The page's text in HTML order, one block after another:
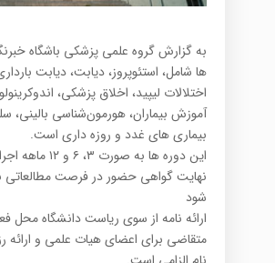
به گزارش گروه علمی پزشکی باشگاه
ها شامل، استئوپروز، دیابت، دیابت
اختلالات لیپید، اخلاق پزشكی،
آموزش بیماران، هورمون‌شناسی بالینی،
بیماری های غدد و روزه داری است.
این دوره ها به
نهایت گواهی حضور در فرصت مطالعاتی
شود
ارائه نامه از سوی ریاست دانشگاه محل
متقاضی برای اعضای هیات علمی و ارائه